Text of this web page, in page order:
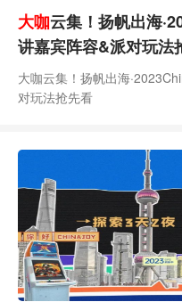
大咖云集！扬帆出海
讲嘉宾阵容&派对玩法
大咖云集！扬帆出海
对玩法抢先看